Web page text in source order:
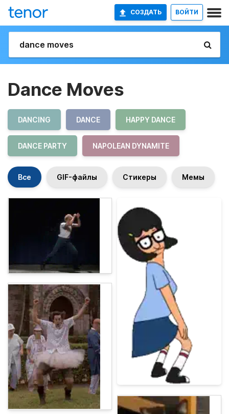
СОЗДАТЬ ВОЙТИ
Dance Moves
DANCING DANCE HAPPY DANCE
DANCE PARTY NAPOLEAN DYNAMITE
Все GIF-файлы Стикеры Мемы